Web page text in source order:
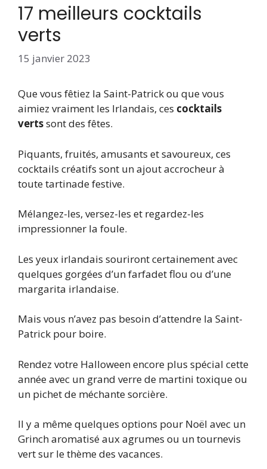
17 meilleurs cocktails
verts
15 janvier 2023
Que vous fêtiez la Saint-Patrick ou que vous
aimiez vraiment les Irlandais, ces cocktails
vertssont des fêtes.
Piquants, fruités, amusants et savoureux, ces
cocktails créatifs sont un ajout accrocheur à
toute tartinade festive.
Mélangez-les, versez-les et regardez-les
impressionner la foule.
Les yeux irlandais souriront certainement avec
quelques gorgées d’un farfadet flou ou d’une
margarita irlandaise.
Mais vous n’avez pas besoin d’attendre la Saint-
Patrick pour boire.
Rendez votre Halloween encore plus spécial cette
année avec un grand verre de martini toxique ou
un pichet de méchante sorcière.
Il y a même quelques options pour Noël avec un
Grinch aromatisé aux agrumes ou un tournevis
vert sur le thème des vacances.